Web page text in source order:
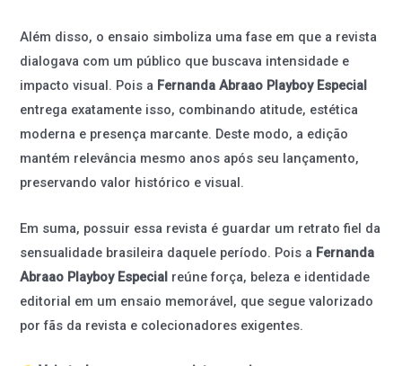
Além disso, o ensaio simboliza uma fase em que a revista
dialogava com um público que buscava intensidade e
impacto visual. Pois a Fernanda Abraao Playboy Especial
entrega exatamente isso, combinando atitude, estética
moderna e presença marcante. Deste modo, a edição
mantém relevância mesmo anos após seu lançamento,
preservando valor histórico e visual.
Em suma, possuir essa revista é guardar um retrato fiel da
sensualidade brasileira daquele período. Pois a Fernanda
Abraao Playboy Especial reúne força, beleza e identidade
editorial em um ensaio memorável, que segue valorizado
por fãs da revista e colecionadores exigentes.